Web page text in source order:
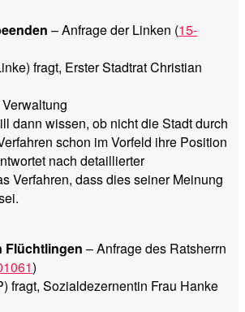
– Anfrage der Linken (15-
fragt, Erster Stadtrat Christian
dann wissen, ob nicht die Stadt durch
schon im Vorfeld ihre Position
nach detaillierter
Verfahren, dass dies seiner Meinung
Flüchtlingen – Anfrage des Ratsherrn
)
fragt, Sozialdezernentin Frau Hanke